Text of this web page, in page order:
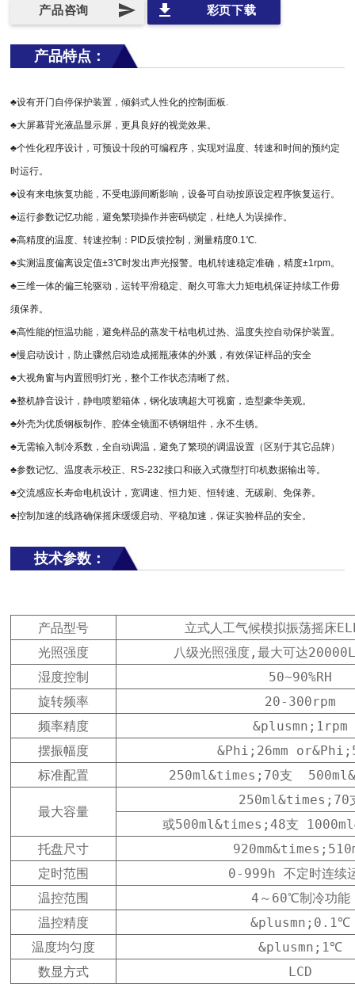
send
产品咨询 file_download 彩页下载
产品特点：
♣设有开门自停保护装置，倾斜式人性化的控制面板.
♣大屏幕背光液晶显示屏，更具良好的视觉效果。
♣个性化程序设计，可预设十段的可编程序，实现对温度、转速和时间的预约定
时运行。
♣设有来电恢复功能，不受电源间断影响，设备可自动按原设定程序恢复运行。
♣运行参数记忆功能，避免繁琐操作并密码锁定，杜绝人为误操作。
♣高精度的温度、转速控制：PID反馈控制，测量精度0.1℃.
♣实测温度偏离设定值±3℃时发出声光报警。电机转速稳定准确，精度±1rpm。
♣三维一体的偏三轮驱动，运转平滑稳定、耐久可靠大力矩电机保证持续工作毋
须保养。
♣高性能的恒温功能，避免样品的蒸发干枯电机过热、温度失控自动保护装置。
♣慢启动设计，防止骤然启动造成摇瓶液体的外溅，有效保证样品的安全
♣大视角窗与内置照明灯光，整个工作状态清晰了然。
♣整机静音设计，静电喷塑箱体，钢化玻璃超大可视窗，造型豪华美观。
♣外壳为优质钢板制作、腔体全镜面不锈钢组件，永不生锈。
♣无需输入制冷系数，全自动调温，避免了繁琐的调温设置（区别于其它品牌）
♣参数记忆、温度表示校正、RS-232接口和嵌入式微型打印机数据输出等。
♣交流感应长寿命电机设计，宽调速、恒力矩、恒转速、无碳刷、免保养。
♣控制加速的线路确保摇床缓缓启动、平稳加速，保证实验样品的安全。
技术参数：
产品型号
立式人工气候模拟振荡摇床
光照强度
八级光照强度,最大可达
湿度控制
50~90%RH
旋转频率
20-300rpm
频率精度
&plusmn;1rpm
摆振幅度
&Phi;26mm
标准配置
250ml&times;70支
最大容量
250ml&times;70
或500ml&times;48支
托盘尺寸
定时范围
0-999h 不定时连续
温控范围
4～60℃制冷功能
温控精度
&plusmn;0.1℃
温度均匀度
&plusmn;1℃
数显方式
LCD